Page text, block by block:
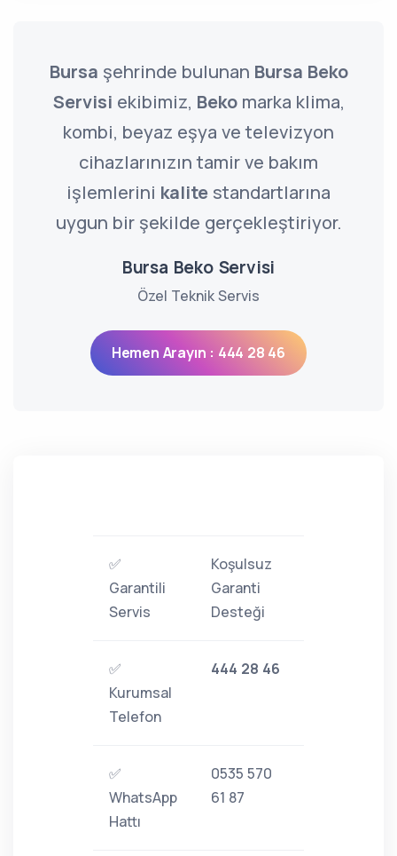
Bursa şehrinde bulunan Bursa Beko
Servisi ekibimiz, Bekomarka klima,
kombi, beyaz eşya ve televizyon
cihazlarınızın tamir ve bakım
işlemlerini kalite standartlarına
uygun bir şekilde gerçekleştiriyor.
Bursa Beko Servisi
Özel Teknik Servis
Hemen Arayın : 444 28 46
✅
Garantili
Servis
Koşulsuz
Garanti
Desteği
✅
Kurumsal
Telefon
444 28 46
✅
WhatsApp
Hattı
0535 570
61 87